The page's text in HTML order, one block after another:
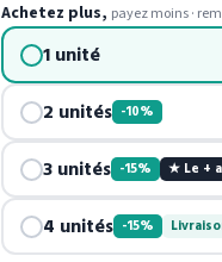
Achetez plus, payez moins ·
1 unité
2 unités -10%
3 unités -15% ★ Le +
4 unités -15%